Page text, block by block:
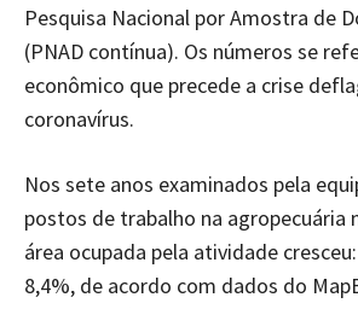
Pesquisa Nacional por Amostra de
(PNAD contínua). Os números se
econômico que precede a crise
coronavírus.
Nos sete anos examinados pela
postos de trabalho na agropecuária
área ocupada pela atividade
8,4%, de acordo com dados do